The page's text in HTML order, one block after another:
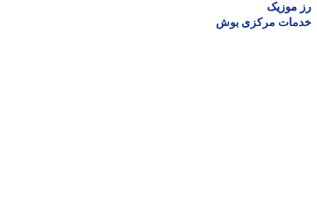
موزیک
مرکزی بوش